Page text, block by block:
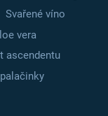
Svařené víno
vera
ascendentu